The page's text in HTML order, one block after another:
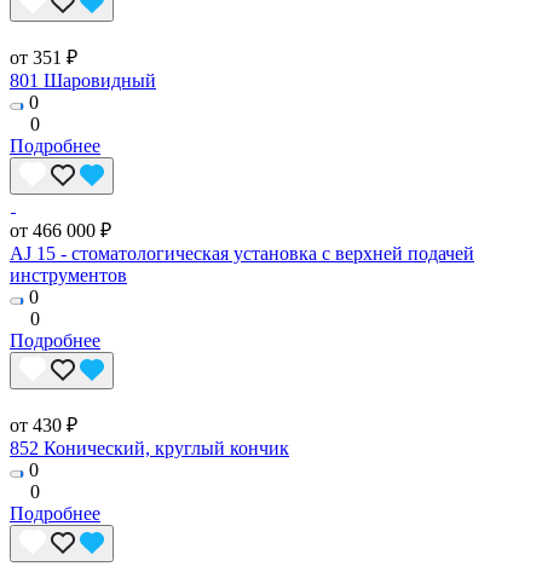
от 351 ₽
801 Шаровидный
0
0
Подробнее
от 466 000 ₽
AJ 15 - стоматологическая установка с верхней подачей
инструментов
0
0
Подробнее
от 430 ₽
852 Конический, круглый кончик
0
0
Подробнее